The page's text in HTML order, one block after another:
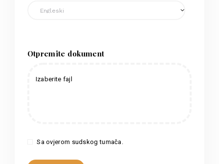
Otpremite dokument
Izaberite fajl
Sa ovjerom sudskog tumača.